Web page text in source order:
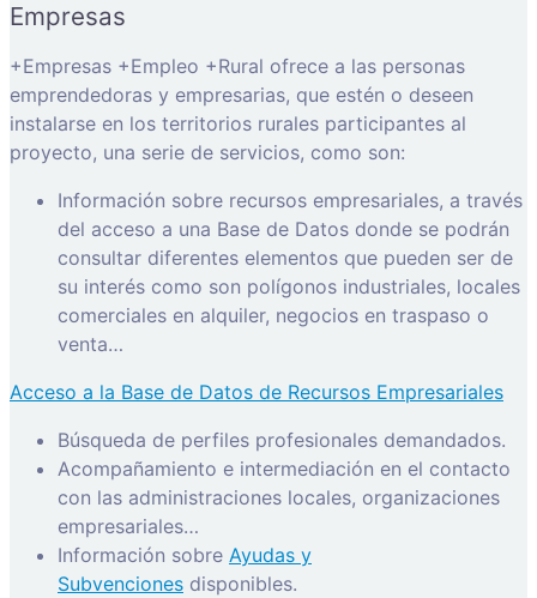
Empresas
+Empresas +Empleo +Rural ofrece a las personas
emprendedoras y empresarias, que estén o deseen
instalarse en los territorios rurales participantes al
proyecto, una serie de servicios, como son:
Información sobre recursos empresariales, a través
del acceso a una Base de Datos donde se podrán
consultar diferentes elementos que pueden ser de
su interés como son polígonos industriales, locales
comerciales en alquiler, negocios en traspaso o
venta…
Acceso a la Base de Datos de Recursos Empresariales
Búsqueda de perfiles profesionales demandados.
Acompañamiento e intermediación en el contacto
con las administraciones locales, organizaciones
empresariales…
Información sobre Ayudas y
Subvenciones disponibles.